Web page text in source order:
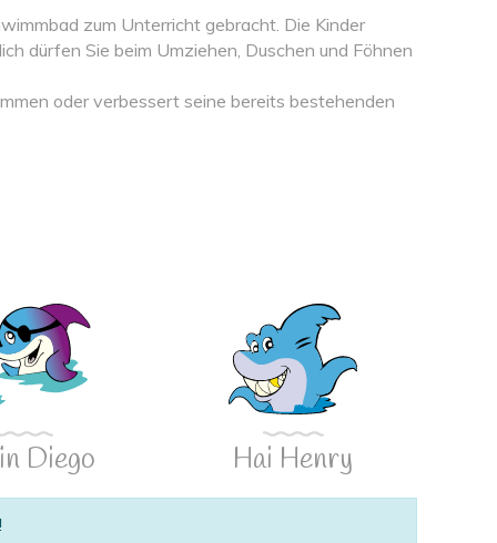
zum Unterricht gebracht. Die Kinder
dürfen Sie beim Umziehen, Duschen und Föhnen
oder verbessert seine bereits bestehenden
Diego Hai Henry